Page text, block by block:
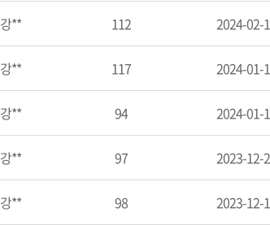
강** 112 2024-02-
강** 117 2024-01-
강** 94 2024-01-
강** 97 2023-12-
강** 98 2023-12-